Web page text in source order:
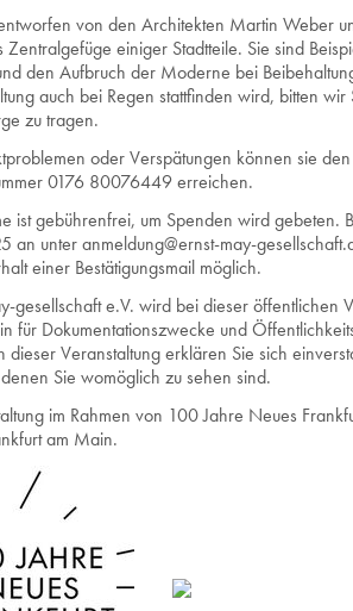
von den Architekten Martin Weber
Zentralgefüge einiger Stadtteile. Sie sind
den Aufbruch der Moderne bei
auch bei Regen stattfinden wird, bitten
zu tragen.
oder Verspätungen können sie
0176 80076449 erreichen.
ist gebührenfrei, um Spenden wird gebeten.
an unter anmeldung@ernst-may-
einer Bestätigungsmail möglich.
gesellschaft e.V. wird bei dieser öffentlichen
für Dokumentationszwecke und
dieser Veranstaltung erklären Sie sich
Sie womöglich zu sehen sind.
im Rahmen von 100 Jahre Neues
am Main.